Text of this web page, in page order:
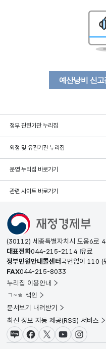
예산낭비 신고
정부 관련기관 누리집
외청 및 유관기관 누리집
운영 누리집 바로가기
관련 사이트 바로가기
(30112) 세종특별자치시 도움6로
대표전화044-215-2114 유료
정부민원안내콜센터국번없이 110 (
FAX044-215-8033
누리집 이용안내
ㄱ~ㅎ 색인
문서보기 내려받기
최신 정보 자동 제공(RSS) 서비스
블로그페이스북X(트위터)유튜브인스타그램